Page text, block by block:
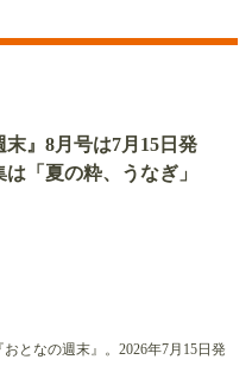
末』8月号は7月15日発
「夏の粋、うなぎ」
となの週末』。2026年7月15日発